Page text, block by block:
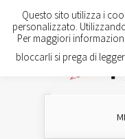
Questo sito utilizza i
personalizzato.
Per maggiori
bloccarli si prega di